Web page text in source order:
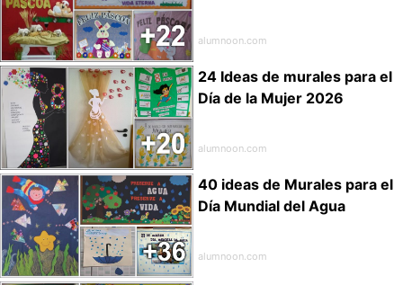
alumnoon.com
24 Ideas de murales para el
Día de la Mujer 2026
alumnoon.com
40 ideas de Murales para el
Día Mundial del Agua
alumnoon.com